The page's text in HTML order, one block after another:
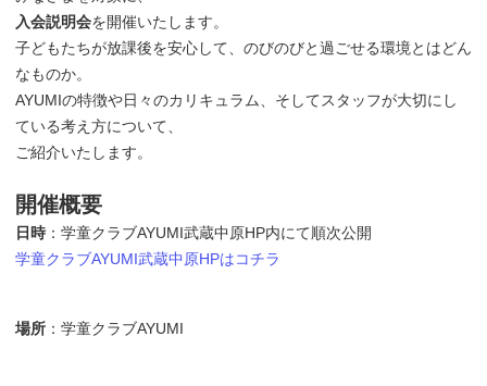
入会説明会を開催いたします。
子どもたちが放課後を安心して、のびのびと過ごせる環境とはどん
なものか。
AYUMIの特徴や日々のカリキュラム、そしてスタッフが大切にし
ている考え方について、
ご紹介いたします。
開催概要
日時：学童クラブAYUMI武蔵中原HP内にて順次公開
学童クラブAYUMI武蔵中原HPはコチラ
場所：学童クラブAYUMI